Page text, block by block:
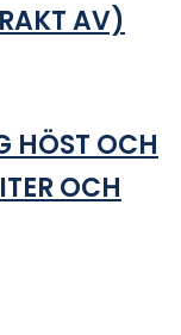
AV)
HÖST OCH
OCH